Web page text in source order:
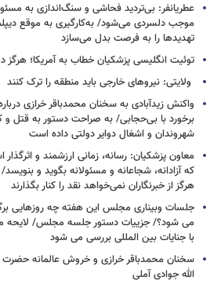
عطریانفر: بی‌تردید فحاشی و سنگ‌اندازی به
موجب دلسردی می‌شود/ به‌کارگیری به موقع
تهدیدها را به فرصت بدل می‌سازد
توئیت انگلیسی پزشکیان خطاب به آمریکا؛ هرگز
ولایتی: نیروهای خارجی باید منطقه را ترک کنند
واکنش زیدآبادی به سخنان محمدباقر خرازی
برخورد با بی‌حجابی/ به صراحت دستور به قتل و
شهروندان و اشغال دوایر دولتی داده است
معاون پزشکیان: رسانه، زمانی ارزشمند و
که آزادانه، شجاعانه و مسئولانه بگوید و
هرگز از خبرنگاران نمی‌خواهد نقد را کنار بگذارند
جلسات وبیناری مجلس این هفته چه روزهایی
می شود؟/ جزییات دستور جلسه مجلس/ لایحه
با جنایات بین المللی بررسی می شود
سخنان محمدباقر خرازی و خروش عالمانه
الله جوادی آملی